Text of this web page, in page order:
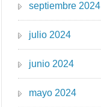
septiembre 2024
julio 2024
junio 2024
mayo 2024